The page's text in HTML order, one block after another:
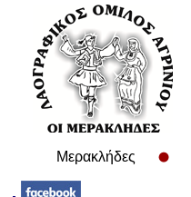
Μερακλήδες